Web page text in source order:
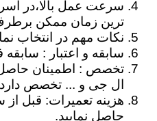
سرعت عمل بالا،در
ترین زمان ممکن
نکات مهم در انتخاب
سابقه و اعتبار :
تخصص : اطمینان حاصل
ال جی و ... تخصص
هزینه تعمیرات: قبل
حاصل نمایید.